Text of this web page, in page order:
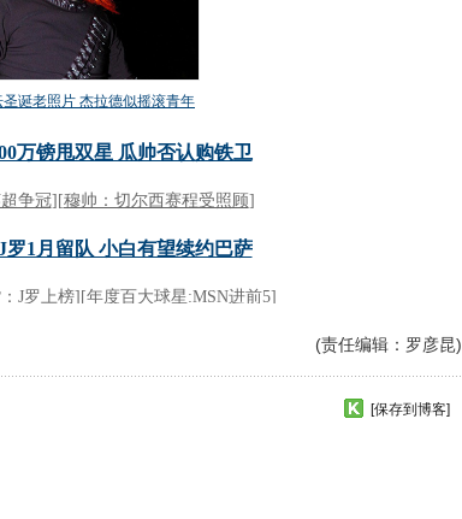
(责任编辑：罗彦昆)
[保存到博客]